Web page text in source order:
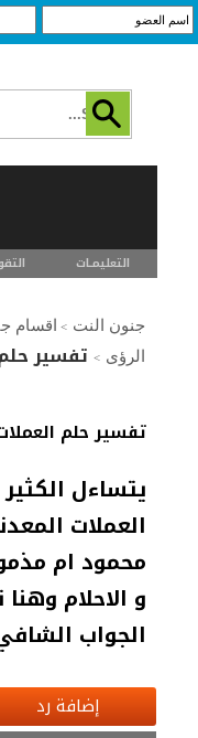
التعليمـــات
جنون النت > اقسام
الرؤى > تفسير
تفسير حلم
يتساءل
العملات
محمود ام
و الاحلام
الجواب
إضافة رد